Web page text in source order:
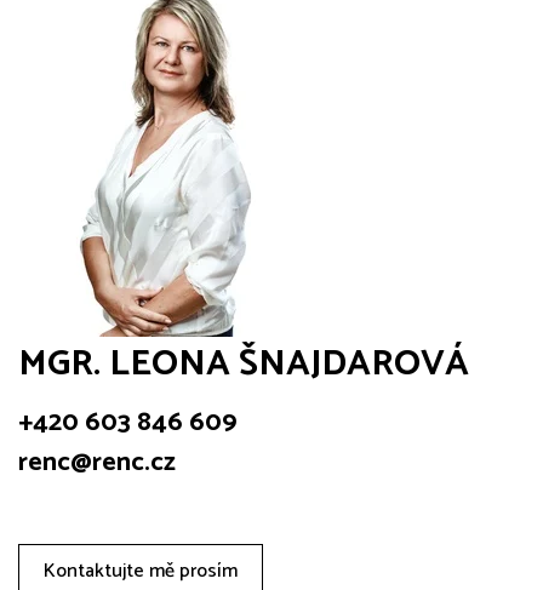
MGR. LEONA ŠNAJDAROVÁ
+420 603 846 609
renc@renc.cz
Kontaktujte mě prosím